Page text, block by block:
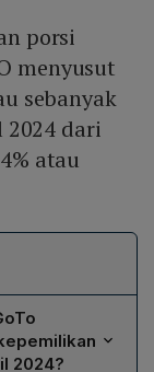
porsi
menyusut
sebanyak
dari
atau
2024?